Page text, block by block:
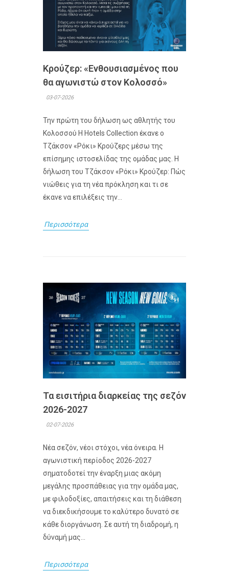
Κρούζερ: «Ενθουσιασμένος που
θα αγωνιστώ στον Κολοσσό»
03-07-2026
Την πρώτη του δήλωση ως αθλητής του
Κολοσσού H Hotels Collection έκανε ο
Τζάκσον «Ρόκι» Κρούζερς μέσω της
επίσημης ιστοσελίδας της ομάδας μας. Η
δήλωση του Τζάκσον «Ρόκι» Κρούζερ: Πώς
νιώθεις για τη νέα πρόκληση και τι σε
έκανε να επιλέξεις την...
Περισσότερα
Τα εισιτήρια διαρκείας της σεζόν
2026-2027
02-07-2026
Νέα σεζόν, νέοι στόχοι, νέα όνειρα. Η
αγωνιστική περίοδος 2026-2027
σηματοδοτεί την έναρξη μιας ακόμη
μεγάλης προσπάθειας για την ομάδα μας,
με φιλοδοξίες, απαιτήσεις και τη διάθεση
να διεκδικήσουμε το καλύτερο δυνατό σε
κάθε διοργάνωση. Σε αυτή τη διαδρομή, η
δύναμή μας...
Περισσότερα